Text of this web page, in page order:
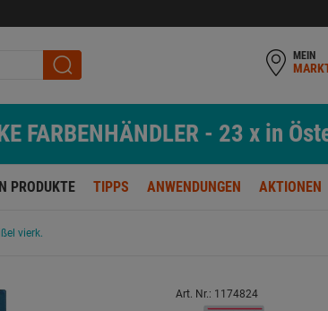
MEIN
FARBENHÄNDLER - 23 x in
PRODUKTE TIPPS ANWENDUNGEN AKTIONEN
vierk.
Art. Nr.: 1174824